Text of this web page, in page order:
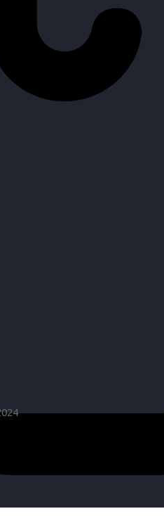
acompañar a personas en